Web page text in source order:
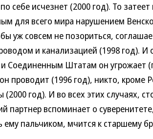
себе исчезнет (2000 год). То
для всего мира нарушением
уж совсем не позориться,
и канализацией (1998 год). И
Соединенным Штатам он угрожает
проводит (1996 год), никто, кроме
год). И во всех этих случаях,
партнер вспоминает о
ему пальчиком, мчится к старшему